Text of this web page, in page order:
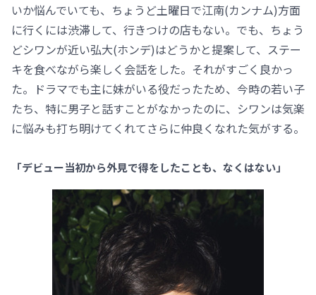
いか悩んでいても、ちょうど土曜日で江南(カンナム)方面
に行くには渋滞して、行きつけの店もない。でも、ちょう
どシワンが近い弘大(ホンデ)はどうかと提案して、ステー
キを食べながら楽しく会話をした。それがすごく良かっ
た。ドラマでも主に妹がいる役だったため、今時の若い子
たち、特に男子と話すことがなかったのに、シワンは気楽
に悩みも打ち明けてくれてさらに仲良くなれた気がする。
「デビュー当初から外見で得をしたことも、なくはない」